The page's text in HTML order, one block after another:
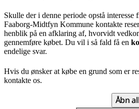
Skulle der i denne periode opstå interesse
Faaborg-Midtfyn Kommune kontakte
henblik på en afklaring af, hvorvidt
gennemføre købet. Du vil i så fald få en
endelige svar.
Hvis du ønsker at købe en grund som er
kontakte os.
Åbn